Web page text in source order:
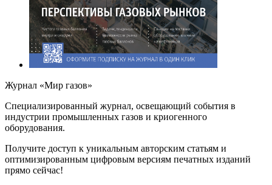
Журнал «Мир газов»
Cпециализированный журнал, освещающий события в
индустрии промышленных газов и криогенного
оборудования.
Получите доступ к уникальным авторским статьям и
оптимизированным цифровым версиям печатных изданий
прямо сейчас!